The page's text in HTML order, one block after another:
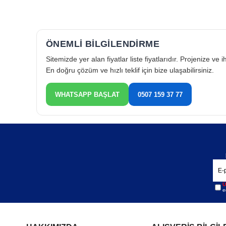
ÖNEMLİ BİLGİLENDİRME
Sitemizde yer alan fiyatlar liste fiyatlarıdır. Projenize ve
En doğru çözüm ve hızlı teklif için bize ulaşabilirsiniz.
WHATSAPP BAŞLAT 0507 159 37 77